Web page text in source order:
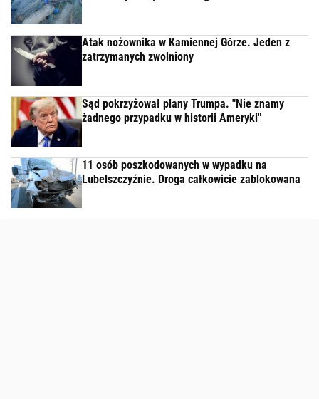
Atak nożownika w Kamiennej Górze. Jeden z
zatrzymanych zwolniony
Sąd pokrzyżował plany Trumpa. "Nie znamy
żadnego przypadku w historii Ameryki"
11 osób poszkodowanych w wypadku na
Lubelszczyźnie. Droga całkowicie zablokowana